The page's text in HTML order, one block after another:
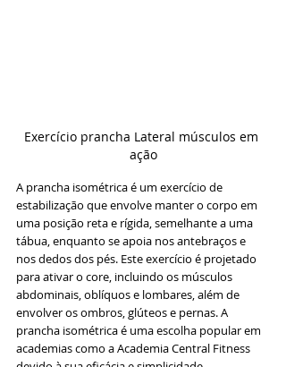
Exercício prancha Lateral músculos em
ação
A prancha isométrica é um exercício de
estabilização que envolve manter o corpo em
uma posição reta e rígida, semelhante a uma
tábua, enquanto se apoia nos antebraços e
nos dedos dos pés. Este exercício é projetado
para ativar o core, incluindo os músculos
abdominais, oblíquos e lombares, além de
envolver os ombros, glúteos e pernas. A
prancha isométrica é uma escolha popular em
academias como a Academia Central Fitness